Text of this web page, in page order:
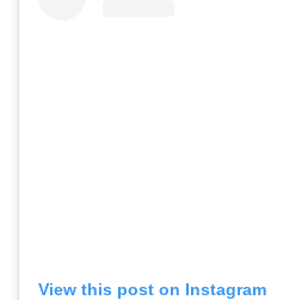
View this post on Instagram